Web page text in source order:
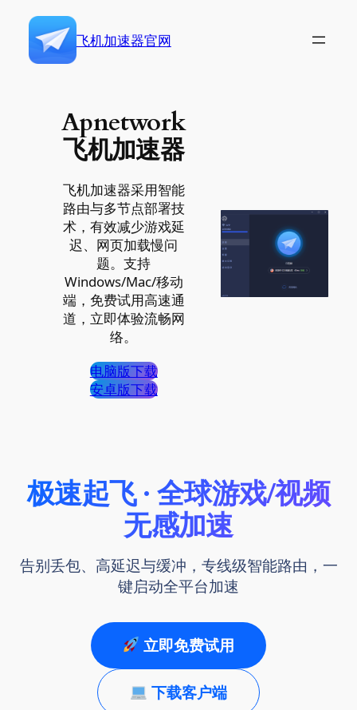
飞机加速器官网
Apnetwork
飞机加速器
飞机加速器采用智能
路由与多节点部署技
术，有效减少游戏延
迟、网页加载慢问
题。支持
Windows/Mac/移动
端，免费试用高速通
道，立即体验流畅网
络。
电脑版下载
安卓版下载
极速起飞 · 全球游戏/视频
无感加速
告别丢包、高延迟与缓冲，专线级智能路由，一
键启动全平台加速
立即免费试用
下载客户端